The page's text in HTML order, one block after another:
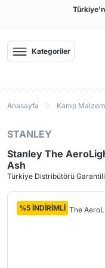
Kategoriler
Anasayfa Kamp
STANLEY
Stanley The
Ash
Türkiye Distribütörü
%5 İNDİRİMLİ